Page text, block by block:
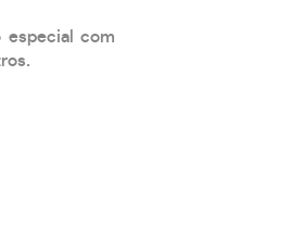
especial com